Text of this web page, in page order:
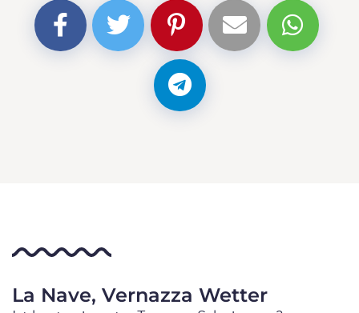
La Nave, Vernazza Wetter